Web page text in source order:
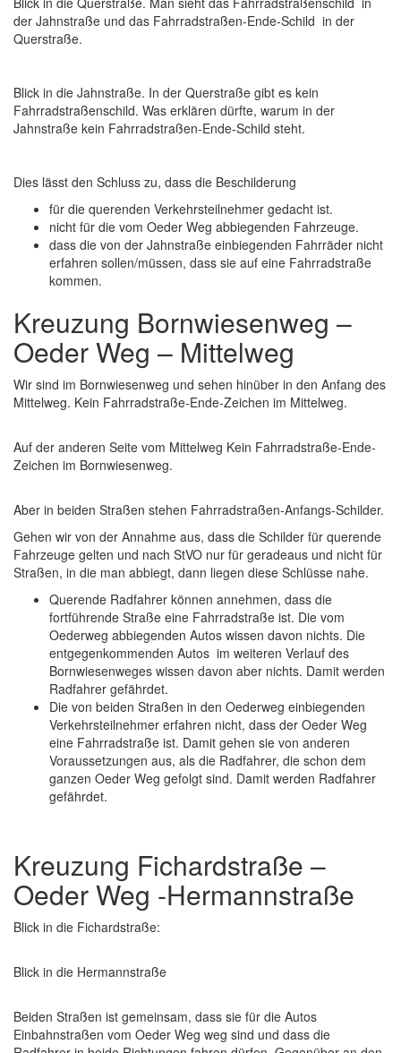
der Jahnstraße und das Fahrradstraßen-Ende-Schild in der
Querstraße.
Blick in die Jahnstraße. In der Querstraße gibt es kein
Fahrradstraßenschild. Was erklären dürfte, warum in der
Jahnstraße kein Fahrradstraßen-Ende-Schild steht.
Dies lässt den Schluss zu, dass die Beschilderung
für die querenden Verkehrsteilnehmer gedacht ist.
nicht für die vom Oeder Weg abbiegenden Fahrzeuge.
dass die von der Jahnstraße einbiegenden Fahrräder nicht
erfahren sollen/müssen, dass sie auf eine Fahrradstraße
kommen.
Kreuzung Bornwiesenweg –
Oeder Weg – Mittelweg
Wir sind im Bornwiesenweg und sehen hinüber in den Anfang des
Mittelweg. Kein Fahrradstraße-Ende-Zeichen im Mittelweg.
Auf der anderen Seite vom Mittelweg Kein Fahrradstraße-Ende-
Zeichen im Bornwiesenweg.
Aber in beiden Straßen stehen Fahrradstraßen-Anfangs-Schilder.
Gehen wir von der Annahme aus, dass die Schilder für querende
Fahrzeuge gelten und nach StVO nur für geradeaus und nicht für
Straßen, in die man abbiegt, dann liegen diese Schlüsse nahe.
Querende Radfahrer können annehmen, dass die
fortführende Straße eine Fahrradstraße ist. Die vom
Oederweg abbiegenden Autos wissen davon nichts. Die
entgegenkommenden Autos im weiteren Verlauf des
Bornwiesenweges wissen davon aber nichts. Damit werden
Radfahrer gefährdet.
Die von beiden Straßen in den Oederweg einbiegenden
Verkehrsteilnehmer erfahren nicht, dass der Oeder Weg
eine Fahrradstraße ist. Damit gehen sie von anderen
Voraussetzungen aus, als die Radfahrer, die schon dem
ganzen Oeder Weg gefolgt sind. Damit werden Radfahrer
gefährdet.
Kreuzung Fichardstraße –
Oeder Weg -Hermannstraße
Blick in die Fichardstraße:
Blick in die Hermannstraße
Beiden Straßen ist gemeinsam, dass sie für die Autos
Einbahnstraßen vom Oeder Weg weg sind und dass die